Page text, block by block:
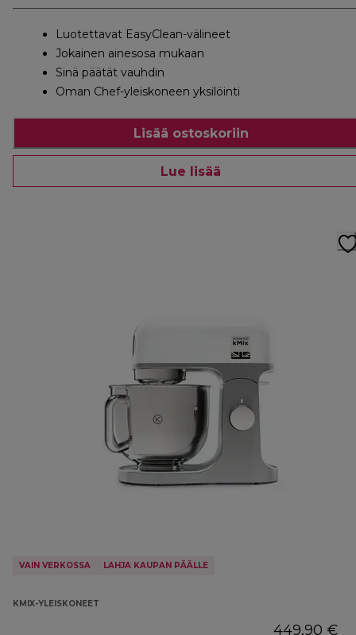
Luotettavat EasyClean-välineet
Jokainen ainesosa mukaan
Sinä päätät vauhdin
Oman Chef-yleiskoneen yksilöinti
Lisää ostoskoriin
Lue lisää
VAIN VERKOSSA LAHJA KAUPAN PÄÄLLE
KMIX-YLEISKONEET
449,90 €